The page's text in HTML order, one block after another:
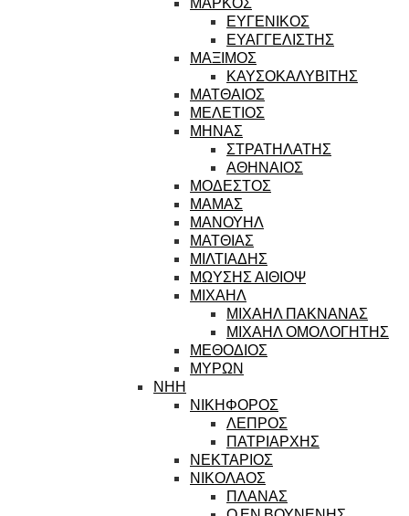
ΕΥΓΕΝΙΚΟΣ
ΕΥΑΓΓΕΛΙΣΤΗΣ
ΜΑΞΙΜΟΣ
ΚΑΥΣΟΚΑΛΥΒΙΤΗΣ
ΜΑΤΘΑΙΟΣ
ΜΕΛΕΤΙΟΣ
ΜΗΝΑΣ
ΣΤΡΑΤΗΛΑΤΗΣ
ΑΘΗΝΑΙΟΣ
ΜΟΔΕΣΤΟΣ
ΜΑΜΑΣ
ΜΑΝΟΥΗΛ
ΜΑΤΘΙΑΣ
ΜΙΛΤΙΑΔΗΣ
ΜΩΥΣΗΣ ΑΙΘΙΟΨ
ΜΙΧΑΗΛ
ΜΙΧΑΗΛ ΠΑΚΝΑΝΑΣ
ΜΙΧΑΗΛ ΟΜΟΛΟΓΗΤΗΣ
ΜΕΘΟΔΙΟΣ
ΜΥΡΩΝ
ΝΗΗ
ΝΙΚΗΦΟΡΟΣ
ΛΕΠΡΟΣ
ΠΑΤΡΙΑΡΧΗΣ
ΝΕΚΤΑΡΙΟΣ
ΝΙΚΟΛΑΟΣ
ΠΛΑΝΑΣ